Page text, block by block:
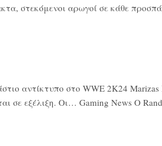
στεκόμενοι αρωγοί σε κάθε
αντίκτυπο στο WWE 2K24
σε εξέλιξη. Οι… Gaming News Ο